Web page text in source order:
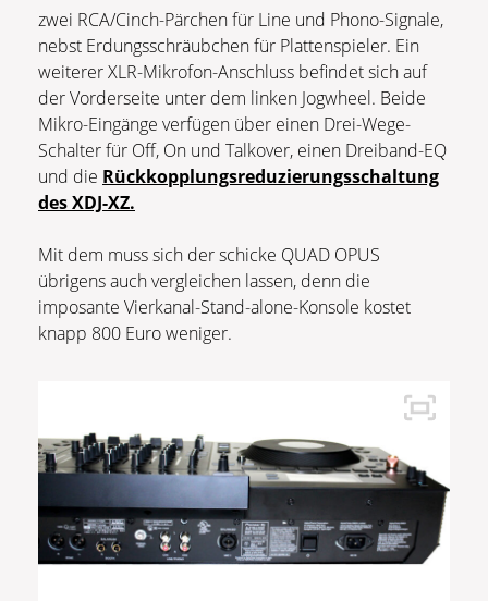
zwei RCA/Cinch-Pärchen für Line und Phono-Signale,
nebst Erdungsschräubchen für Plattenspieler. Ein
weiterer XLR-Mikrofon-Anschluss befindet sich auf
der Vorderseite unter dem linken Jogwheel. Beide
Mikro-Eingänge verfügen über einen Drei-Wege-
Schalter für Off, On und Talkover, einen Dreiband-EQ
und die Rückkopplungsreduzierungsschaltung
des XDJ-XZ.
Mit dem muss sich der schicke QUAD OPUS
übrigens auch vergleichen lassen, denn die
imposante Vierkanal-Stand-alone-Konsole kostet
knapp 800 Euro weniger.